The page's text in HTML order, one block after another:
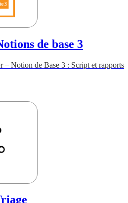
de base 3
– Notion de Base 3 : Script et rapports